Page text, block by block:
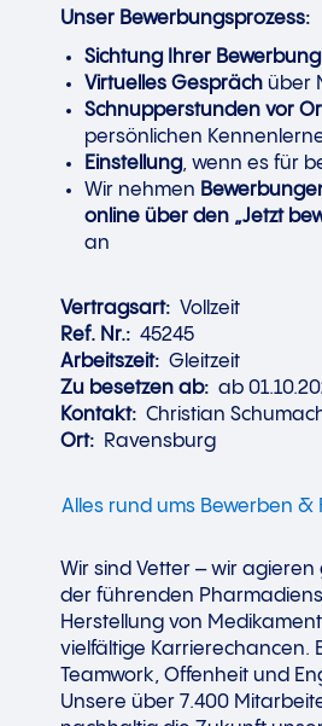
Unser Bewerbungsprozess:
Sichtung Ihrer Bewerbung
Virtuelles Gespräch über
Schnupperstunden vor
persönlichen
Einstellung, wenn es für
Wir nehmen
online über den „Jetzt
an
Vertragsart: Vollzeit
Ref. Nr.: 45245
Arbeitszeit: Gleitzeit
Zu besetzen ab: ab
Kontakt: Christian
Ort: Ravensburg
Alles rund ums Bewerben &
Wir sind Vetter – wir
der führenden
Herstellung von
vielfältige Karrierechancen.
Teamwork, Offenheit und
Unsere über 7.400